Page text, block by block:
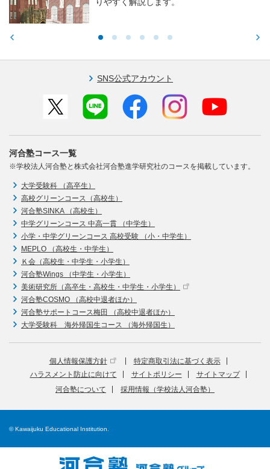
りやすく解説します。
SNS公式アカウント
河合塾コース一覧
※学校法人河合塾と株式会社河合塾進学研究社のコースを掲載しています。
大学受験科 （高卒生）
高校グリーンコース（高校生）
河合塾SINKA （高校生）
中学グリーンコース 中高一貫 （中学生）
小学・中学グリーンコース 高校受験 （小・中学生）
MEPLO （高校生・中学生）
Ｋ会（高校生・中学生・小学生）
河合塾Wings （中学生・小学生）
美術研究所（高卒生・高校生・中学生・小学生）
河合塾COSMO （高校中退者ほか）
河合塾サポートコース梅田 （高校中退者ほか）
大学受験科 海外帰国生コース （海外帰国生）
個人情報保護方針
特定商取引法に基づく表示
ハラスメント防止に向けて
サイトポリシー
サイトマップ
河合塾について
採用情報（学校法人河合塾）
© Kawaijuku Educational Institution.